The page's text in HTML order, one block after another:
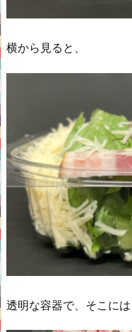
横から見ると、
透明な容器で、そこに